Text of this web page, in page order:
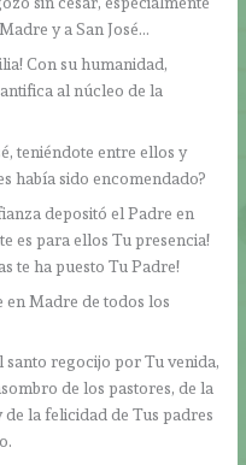
y a San José…
Con su humanidad,
al núcleo de la
teniéndote entre ellos y
había sido encomendado?
depositó el Padre en
es para ellos Tu presencia!
te ha puesto Tu Padre!
en Madre de todos los
santo regocijo por Tu venida,
de los pastores, de la
la felicidad de Tus padres